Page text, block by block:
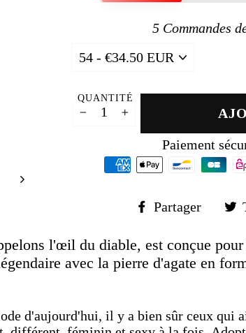
5Commandes
QUANTITÉ
Paiement
Partager
l'œil du diable, est conçue
avec la pierre d'agate en
d'aujourd'hui, il y a bien sûr ceux qui